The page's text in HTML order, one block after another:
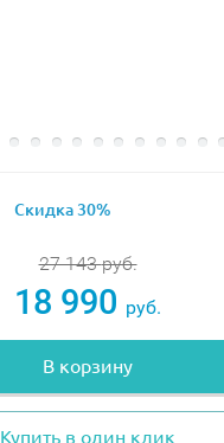
27 143руб.
18 990 руб.
В корзину
Купить в один клик
Скидка 30%